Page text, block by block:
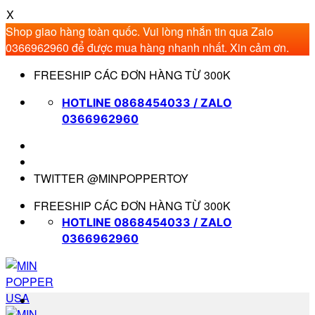
X
Shop giao hàng toàn quốc. Vui lòng nhắn tin qua Zalo
0366962960 để được mua hàng nhanh nhất. Xin cảm ơn.
qua
FREESHIP CÁC ĐƠN HÀNG TỪ 300K
HOTLINE 0868454033 / ZALO
0366962960
TWITTER @MINPOPPERTOY
FREESHIP CÁC ĐƠN HÀNG TỪ 300K
HOTLINE 0868454033 / ZALO
0366962960